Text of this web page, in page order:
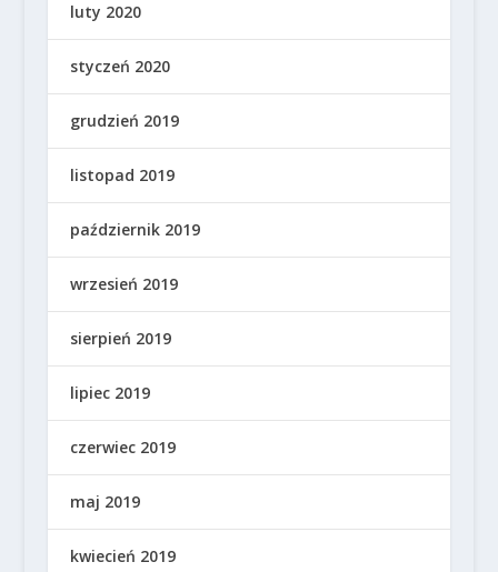
luty 2020
styczeń 2020
grudzień 2019
listopad 2019
październik 2019
wrzesień 2019
sierpień 2019
lipiec 2019
czerwiec 2019
maj 2019
kwiecień 2019